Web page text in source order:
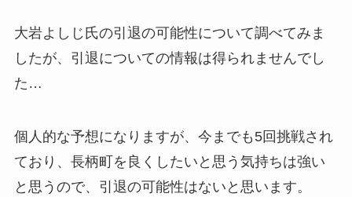
大岩よしじ氏の引退の可能性について調べてみま
したが、 引退についての情報は得られませんでし
た…
個人的な予想になりますが、今までも5回挑戦され
ており、長柄町を良くしたいと思う気持ちは強い
と思うので、引退の可能性はないと思います。